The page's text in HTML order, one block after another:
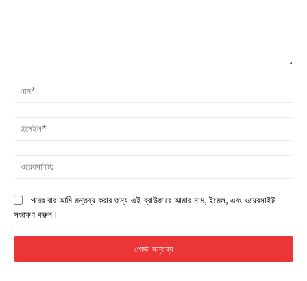
পরের বার আমি মন্তব্য করার জন্য এই ব্রাউজারে আমার নাম, ইমেল, এবং ওয়েবসাইট
সংরক্ষণ করুন।